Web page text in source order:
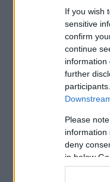
If you wish
sensitive
confirm
continue
information
further
Please
information
deny
in below